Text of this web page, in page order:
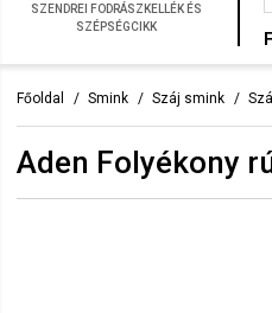
SZENDREI FODRÁSZKELLÉK ÉS
SZÉPSÉGCIKK
Főoldal Smink Száj smink
Aden Folyékony